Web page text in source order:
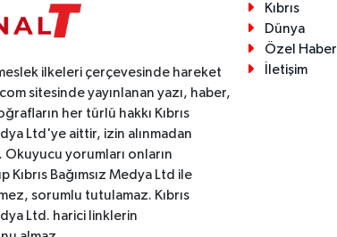
ilkeleri çerçevesinde hareket
sitesinde yayınlanan yazı, haber,
her türlü hakkı Kıbrıs
Ltd'ye aittir, izin alınmadan
Okuyucu yorumları onların
Kıbrıs Bağımsız Medya Ltd ile
sorumlu tutulamaz. Kıbrıs
Ltd. harici linklerin
Kıbrıs
Dünya
Özel Haber
İletişim